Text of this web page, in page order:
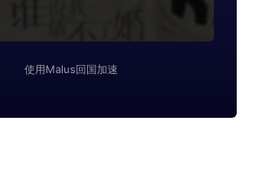
使用Malus回国加速